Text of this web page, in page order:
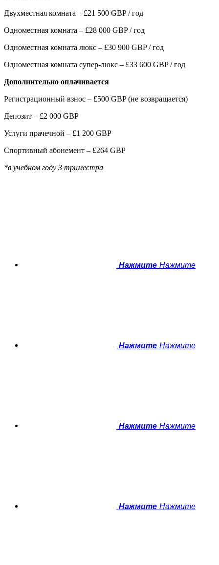
Двухместная комната – £21 500 GBP / год
Одноместная комната – £28 000 GBP / год
Одноместная комната люкс – £30 900 GBP / год
Одноместная комната супер-люкс – £33 600 GBP / год
Дополнительно оплачивается
Регистрационный взнос – £500 GBP (не возвращается)
Депозит – £2 000 GBP
Услуги прачечной – £1 200 GBP
Спортивный абонемент – £264 GBP
*в учебном году 3 триместра
Нажмите Нажмите
Нажмите Нажмите
Нажмите Нажмите
Нажмите Нажмите